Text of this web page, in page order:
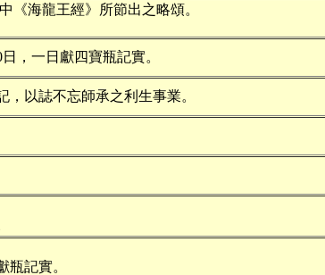
《海龍王經》所節出之略頌。
日，一日獻四寶瓶記實。
，以誌不忘師承之利生事業。
瓶記實。